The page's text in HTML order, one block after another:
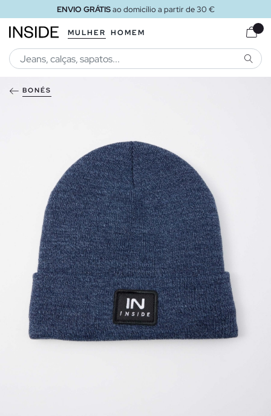
ENVIO GRÁTISao domicílio a partir de 30 €
MULHER HOMEM
BONÉS